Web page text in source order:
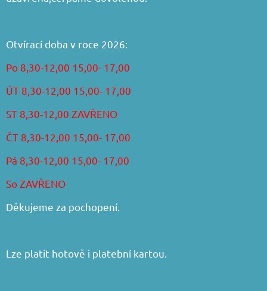
Otvírací doba v roce 2026:
Po 8,30-12,00 15,00- 17,00
ÚT 8,30-12,00 15,00- 17,00
ST 8,30-12,00 ZAVŘENO
ČT 8,30-12,00 15,00- 17,00
Pá 8,30-12,00 15,00- 17,00
So ZAVŘENO
Děkujeme za pochopení.
Lze platit hotově i platební kartou.